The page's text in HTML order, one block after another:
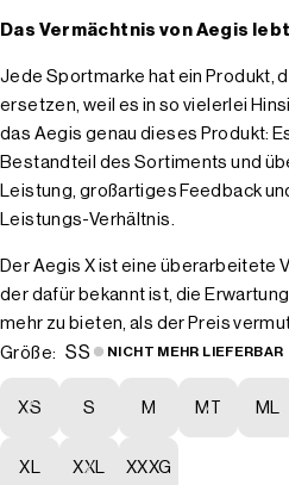
Das Vermächtnis von Aegis
Jede Sportmarke hat ein Produkt,
ersetzen, weil es in so vielerlei
das Aegis genau dieses Produkt:
Bestandteil des Sortiments und
Leistung, großartiges Feedback
Leistungs-Verhältnis.
Der Aegis X ist eine überarbeitete
der dafür bekannt ist, die
mehr zu bieten, als der Preis
Größe:
SS NICHT MEHR LIEFERBAR
XS S M MT ML
XL XXL XXXG